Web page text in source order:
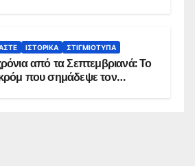
ΙΣΤΟΡΙΚΆ ΣΤΙΓΜΙΌΤΥΠΑ
από τα Σεπτεμβριανά: Το
που σημάδεψε τον